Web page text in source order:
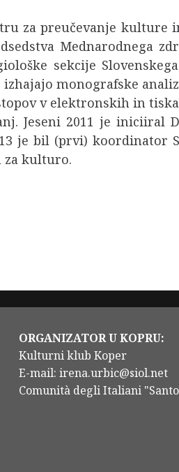
za preučevanje
Mednarodnega
sekcije
monografske
v elektronskih in
Jeseni 2011 je iniciiral
je bil (prvi) koordinator
za kulturo.
ORGANIZATOR U KOPRU:
Kulturni klub Koper
E-mail: irena.urbic@siol.net
Comunità degli Italiani